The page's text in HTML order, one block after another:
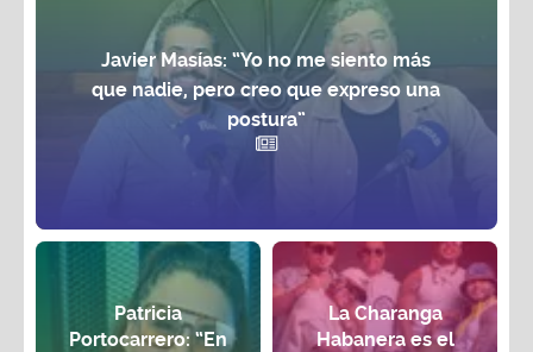
Javier Masías: “Yo no me siento más
que nadie, pero creo que expreso una
postura”
Patricia
Portocarrero: “En
La Charanga
Habanera es el